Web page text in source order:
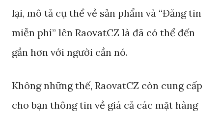
lại, mô tả cụ thể về sản phẩm và “Đăng tin
miễn phí” lên RaovatCZ là đã có thể đến
gần hơn với người cần nó.
Không những thế, RaovatCZ còn cung cấp
cho bạn thông tin về giá cả các mặt hàng